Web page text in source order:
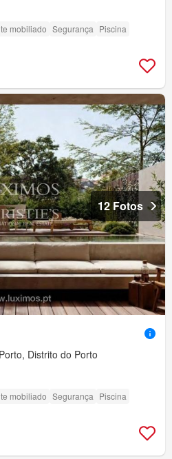
mobiliado Segurança Piscina
12 Fotos
Distrito do Porto
mobiliado Segurança Piscina